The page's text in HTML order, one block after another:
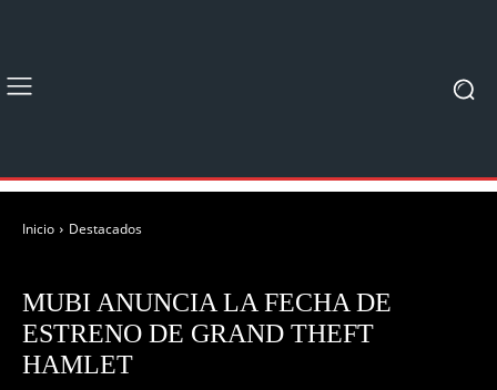
Inicio Destacados
MUBI ANUNCIA LA FECHA DE
ESTRENO DE GRAND THEFT
HAMLET